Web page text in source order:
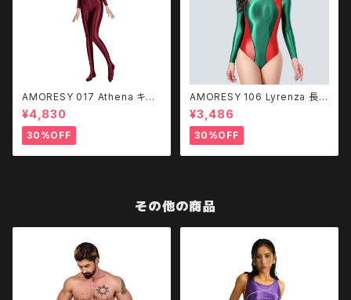
AMORESY 017 Athena キャ
ットスーツ - Burgundy
¥4,830
30%OFF
AMORESY 106 Lyrenza 長袖
水着 レオタード
¥3,486
30%OFF
その他の商品